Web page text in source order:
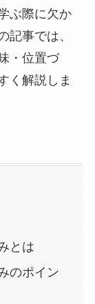
ぶ際に欠か
記事では、
・位置づ
く解説しま
とは
のポイン